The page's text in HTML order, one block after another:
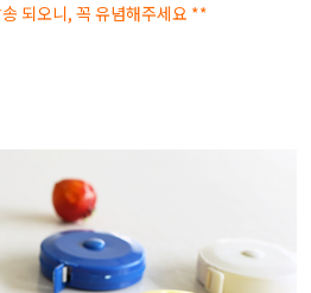
되오니, 꼭 유념해주세요 **